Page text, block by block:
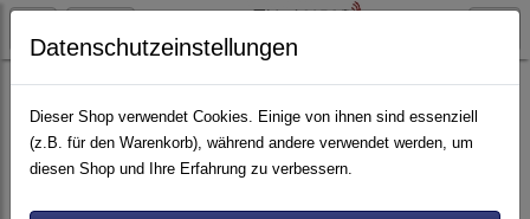
Artikel nach Marken A - E Copland
Datenschutzeinstellungen
Dieser Shop verwendet Cookies. Einige von ihnen sind essenziell
(z.B. für den Warenkorb), während andere verwendet werden, um
diesen Shop und Ihre Erfahrung zu verbessern.